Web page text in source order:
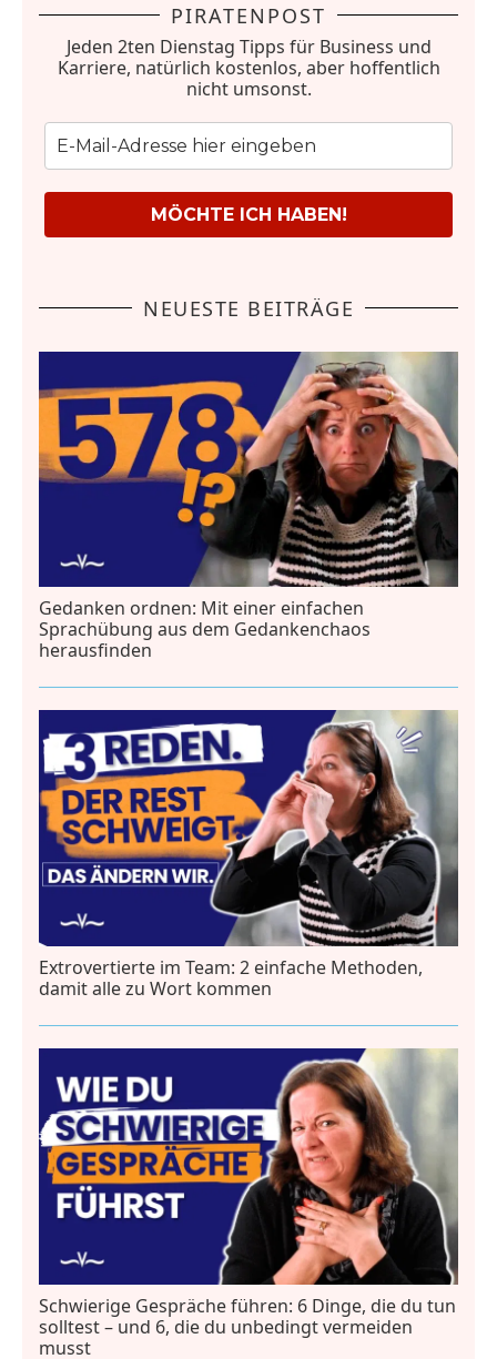
PIRATENPOST
Jeden 2ten Dienstag Tipps für Business und
Karriere, natürlich kostenlos, aber hoffentlich
nicht umsonst.
MÖCHTE ICH HABEN!
NEUESTE BEITRÄGE
Gedanken ordnen: Mit einer einfachen
Sprachübung aus dem Gedankenchaos
herausfinden
Extrovertierte im Team: 2 einfache Methoden,
damit alle zu Wort kommen
Schwierige Gespräche führen: 6 Dinge, die du tun
solltest – und 6, die du unbedingt vermeiden
musst